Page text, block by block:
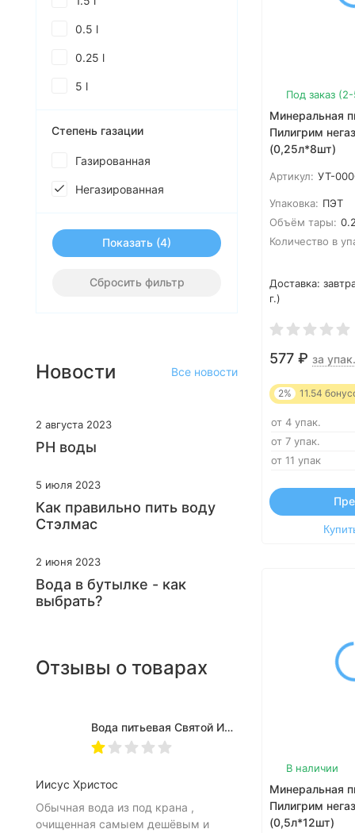
Под заказ
Минеральная
Пилигрим
(0,25л*8шт)
Артикул: УТ-
Упаковка: ПЭТ
Объём тары:
Количество в
Доставка:
г.)
577 ₽ за упак.
2% 11.54
от 4 упак.
от 7 упак.
от 11 упак
В наличии
Минеральная
Пилигрим
(0,5л*12шт)
0.5 l
0.25 l
5 l
Степень газации
Газированная
Негазированная
Показать
Сбросить фильтр
Новости Все новости
2 августа 2023
PH воды
5 июля 2023
Как правильно пить воду
Стэлмас
2 июня 2023
Вода в бутылке - как
выбрать?
Отзывы о товарах
Вода питьевая Святой Источник негазированная, ПЭТ 0.5 л (12 штук)
Иисус Христос
Обычная вода из под крана ,
очищенная самыем дешёвым и